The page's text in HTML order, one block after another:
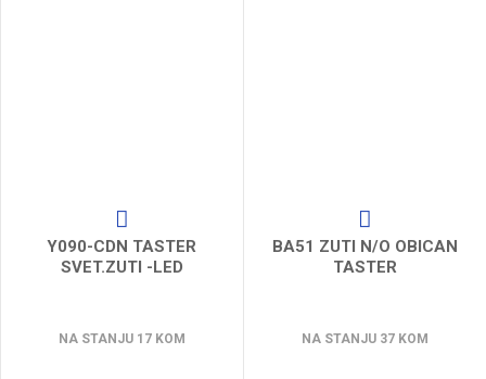
Y090-CDN TASTER
SVET.ZUTI -LED
NA STANJU 17 KOM
BA51 ZUTI N/O OBICAN
TASTER
NA STANJU 37 KOM